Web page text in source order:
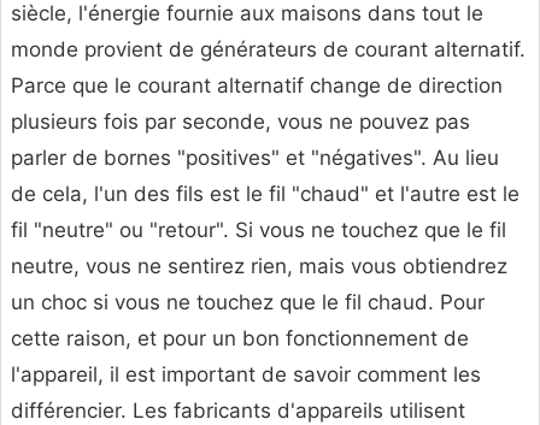
siècle, l'énergie fournie aux maisons dans tout le
monde provient de générateurs de courant alternatif.
Parce que le courant alternatif change de direction
plusieurs fois par seconde, vous ne pouvez pas
parler de bornes "positives" et "négatives". Au lieu
de cela, l'un des fils est le fil "chaud" et l'autre est le
fil "neutre" ou "retour". Si vous ne touchez que le fil
neutre, vous ne sentirez rien, mais vous obtiendrez
un choc si vous ne touchez que le fil chaud. Pour
cette raison, et pour un bon fonctionnement de
l'appareil, il est important de savoir comment les
différencier. Les fabricants d'appareils utilisent